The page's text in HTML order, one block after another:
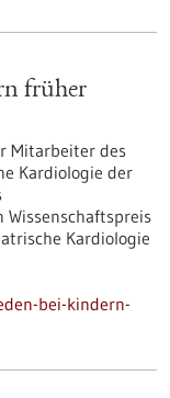
früher
Mitarbeiter des
Kardiologie der
Kardiologie
bei-kindern-